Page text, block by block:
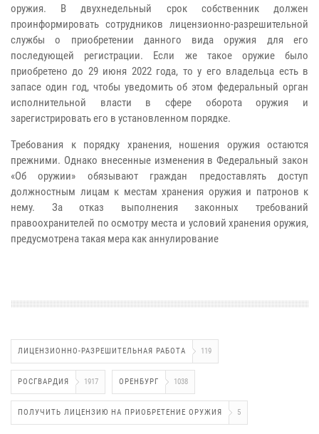
оружия. В двухнедельный срок собственник должен
проинформировать сотрудников лицензионно-разрешительной
службы о приобретении данного вида оружия для его
последующей регистрации. Если же такое оружие было
приобретено до 29 июня 2022 года, то у его владельца есть в
запасе один год, чтобы уведомить об этом федеральный орган
исполнительной власти в сфере оборота оружия и
зарегистрировать его в установленном порядке.
Требования к порядку хранения, ношения оружия остаются
прежними. Однако внесенные изменения в Федеральный закон
«Об оружии» обязывают граждан предоставлять доступ
должностным лицам к местам хранения оружия и патронов к
нему. За отказ выполнения законных требований
правоохранителей по осмотру места и условий хранения оружия,
предусмотрена такая мера как аннулирование
ЛИЦЕНЗИОННО-РАЗРЕШИТЕЛЬНАЯ РАБОТА 119
РОСГВАРДИЯ 1917 ОРЕНБУРГ 1038
ПОЛУЧИТЬ ЛИЦЕНЗИЮ НА ПРИОБРЕТЕНИЕ ОРУЖИЯ 5